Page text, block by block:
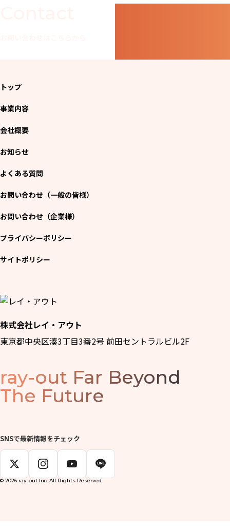
株式会社レイ・アウト
東京都中央区湊3丁目3番2号 前田セントラルビル2F
トップ
事業内容
会社概要
お知らせ
よくある質問
お問い合わせ（一般の皆様）
お問い合わせ（企業様）
プライバシーポリシー
サイトポリシー
ray-out Far Beyond
The Future
SNSで最新情報をチェック
© 2026 ray-out Inc. All Rights Reserved.